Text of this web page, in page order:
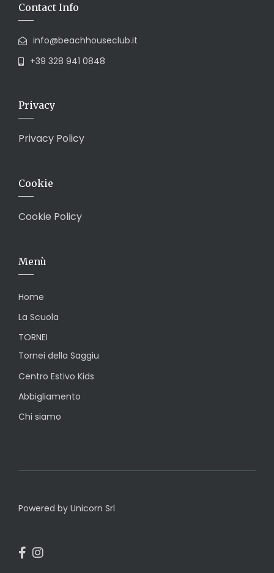
Contact Info
info@beachhouseclub.it
+39 328 941 0848
Privacy
Privacy Policy
Cookie
Cookie Policy
Menù
Home
La Scuola
TORNEI
Tornei della Saggiu
Centro Estivo Kids
Abbigliamento
Chi siamo
Powered by Unicorn Srl